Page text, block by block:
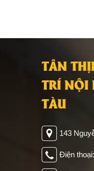
TÂN
TRÍ NỘI
TÀU
143
Điện